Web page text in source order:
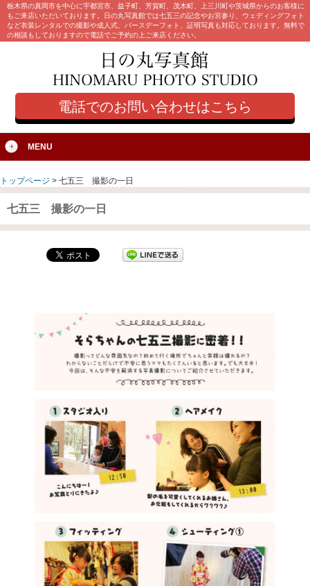
栃木県の真岡市を中心に宇都宮市、益子町、芳賀町、茂木町、上三川町や茨城県からのお客様に
もご来店いただいております。日の丸写真館では七五三の記念やお宮参り、ウェディングフォト
など衣装レンタルでの撮影や成人式、バースデーフォト、証明写真も対応しております。無料で
の相談もしておりますので電話でご予約の上ご来店ください。
電話でのお問い合わせはこちら
MENU
トップページ > 七五三 撮影の一日
七五三 撮影の一日